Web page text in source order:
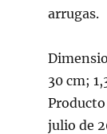
arrugas.
30 cm;
Producto
julio de